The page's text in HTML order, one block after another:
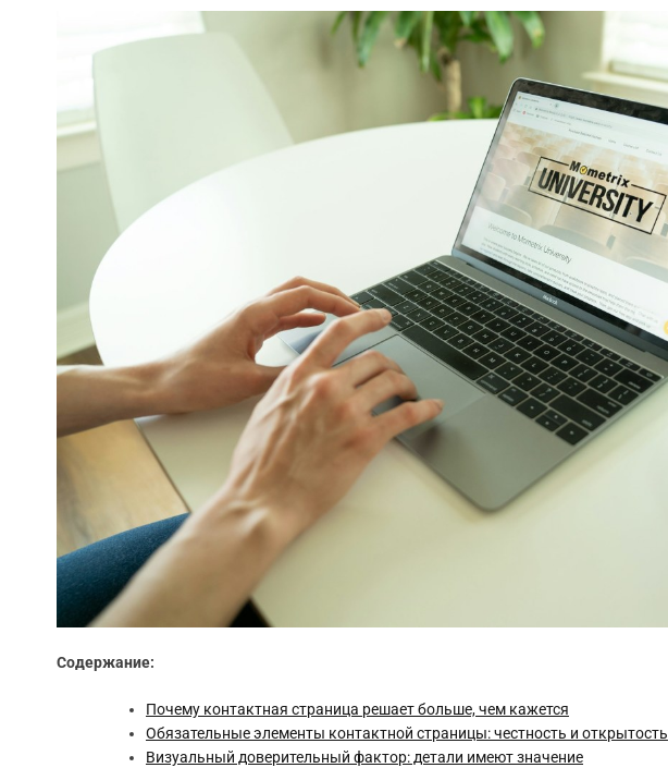
Содержание:
Почему контактная страница решает больше, чем кажется
Обязательные элементы контактной страницы: честность и открытость
Визуальный доверительный фактор: детали имеют значение